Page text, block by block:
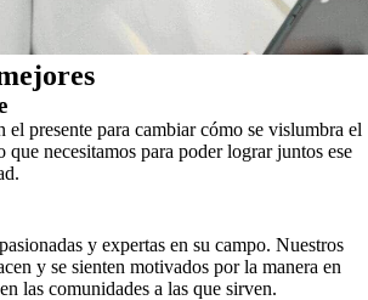
el presente para cambiar cómo se vislumbra el
necesitamos para poder lograr juntos ese
y expertas en su campo. Nuestros
y se sienten motivados por la manera en
las comunidades a las que sirven.